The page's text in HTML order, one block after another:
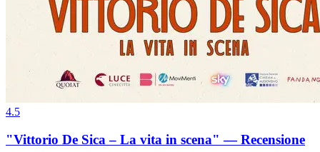
4.5
"Vittorio De Sica – La vita in scena" — Recensione